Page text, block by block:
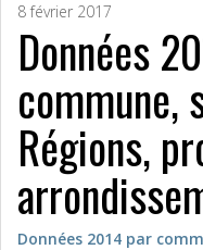
8 février 2017
Données
commune,
Régions,
Données 2014 par